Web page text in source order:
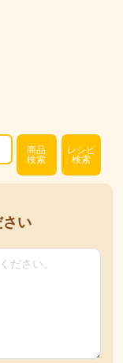
商品
検索
レシピ
検索
さい